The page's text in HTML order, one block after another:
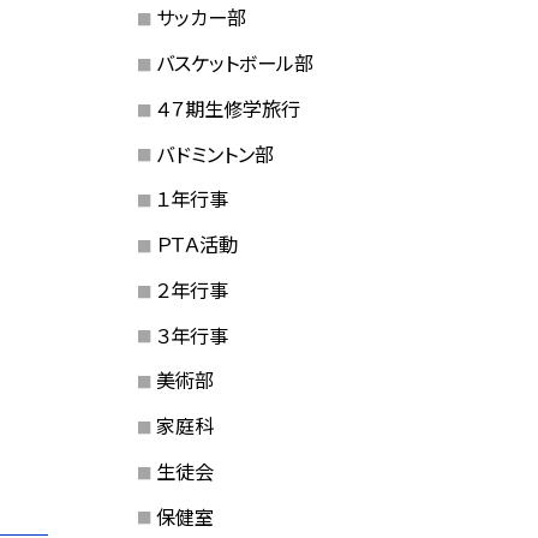
サッカー部
バスケットボール部
４７期生修学旅行
バドミントン部
１年行事
ＰＴＡ活動
２年行事
３年行事
美術部
家庭科
生徒会
保健室